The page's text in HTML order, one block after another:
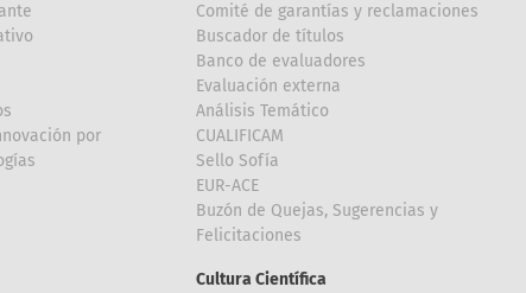
por
Comité de garantías y reclamaciones
Buscador de títulos
Banco de evaluadores
Evaluación externa
Análisis Temático
CUALIFICAM
Sello Sofía
EUR-ACE
Buzón de Quejas, Sugerencias y
Felicitaciones
Cultura Científica